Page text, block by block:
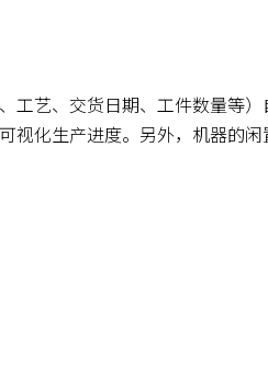
工艺、交货日期、工件数量等
视化生产进度。另外，机器的